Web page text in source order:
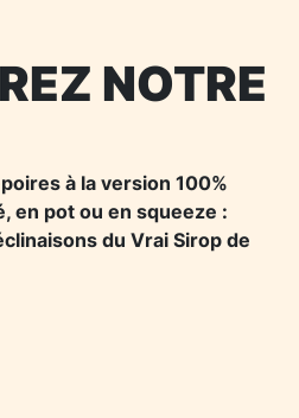
NOTRE
à la version 100%
en pot ou en squeeze :
du Vrai Sirop de